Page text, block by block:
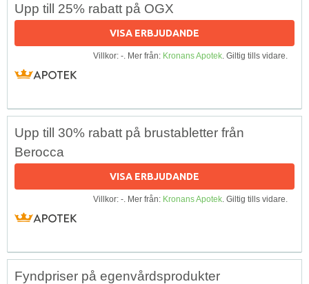
Upp till 25% rabatt på OGX
VISA ERBJUDANDE
Villkor: -. Mer från: Kronans Apotek. Giltig tills vidare.
Upp till 30% rabatt på brustabletter från
Berocca
VISA ERBJUDANDE
Villkor: -. Mer från: Kronans Apotek. Giltig tills vidare.
Fyndpriser på egenvårdsprodukter